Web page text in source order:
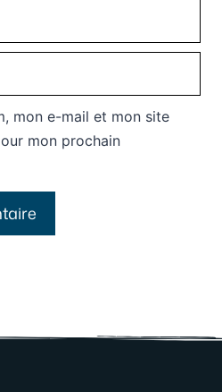
mon e-mail et mon site
mon prochain